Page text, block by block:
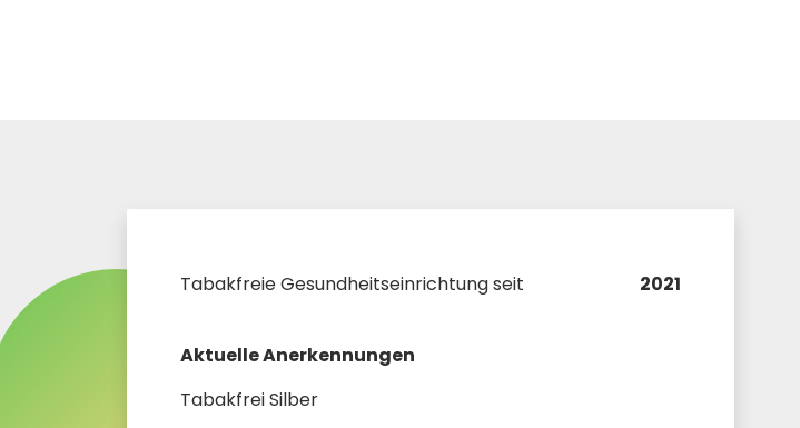
Tabakfreie Gesundheitseinrichtung seit 2021
Aktuelle Anerkennungen
Tabakfrei Silber